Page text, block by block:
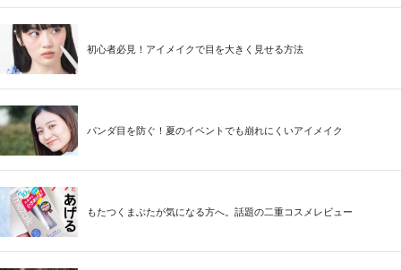
初心者必見！アイメイクで目を大きく見せる方法
パンダ目を防ぐ！夏のイベントでも崩れにくいアイメイク
もたつくまぶたが気になる方へ。話題の二重コスメレビュー